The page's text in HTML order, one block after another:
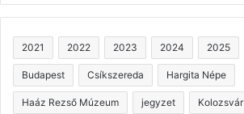
2021 2022 2023 2024 2025
Budapest Csíkszereda Hargita Népe
Haáz Rezső Múzeum jegyzet Kolozsvár